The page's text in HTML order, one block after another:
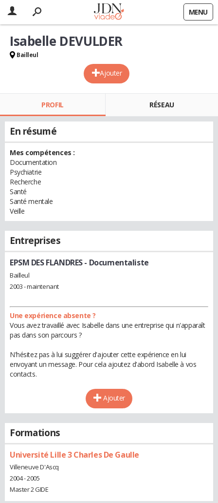
MENU
Ajouter
Isabelle DEVULDER
Bailleul
PROFIL RÉSEAU
En résumé
Mes compétences :
Documentation
Psychiatrie
Recherche
Santé
Santé mentale
Veille
Entreprises
EPSM DES FLANDRES- Documentaliste
Bailleul
2003 - maintenant
Une expérience absente ?
Vous avez travaillé avec Isabelle dans une entreprise qui n'apparaît
pas dans son parcours ?
N'hésitez pas à lui suggérer d'ajouter cette expérience en lui
envoyant un message. Pour cela ajoutez d'abord Isabelle à vos
contacts.
Ajouter
Formations
Université Lille 3 Charles De Gaulle
Villeneuve D'Ascq
2004 - 2005
Master 2 GIDE